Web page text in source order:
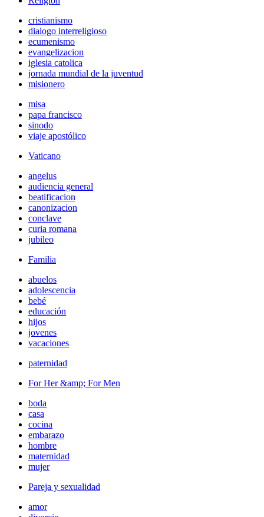
cristianismo
dialogo interreligioso
ecumenismo
evangelizacion
iglesia catolica
jornada mundial de la juventud
misionero
misa
papa francisco
sinodo
viaje apostólico
Vaticano
angelus
audiencia general
beatificacion
canonizacion
conclave
curia romana
jubileo
Familia
abuelos
adolescencia
bebé
educación
hijos
jovenes
vacaciones
paternidad
For Her &amp; For Men
boda
casa
cocina
embarazo
hombre
maternidad
mujer
Pareja y sexualidad
amor